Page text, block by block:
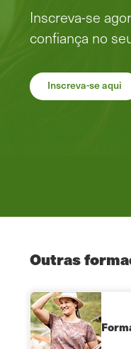
Inscreva-se
confiança no
Inscreva-se aqui
Outras